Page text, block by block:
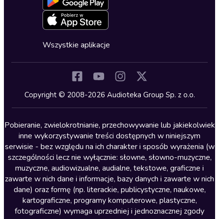
Kryminały
Lektury szkolne
Literatura anglojęzyczna
Literatura faktu
Literatura obyczajowa
Literatura piękna obca
Literatura piękna polska
Nagrania relaksacyjne
Deklaracja dostępności
Oferta dla firm i bibliotek
Zapowiedzi
Cykle audiobooków
Wszystkie aplikacje
Copyright © 2008-2026 Audioteka Group Sp. z o.o.
Pobieranie, zwielokrotnianie, przechowywanie lub jakiekolwiek
inne wykorzystywanie treści dostępnych w niniejszym
serwisie - bez względu na ich charakter i sposób wyrażenia (w
szczególności lecz nie wyłącznie: słowne, słowno-muzyczne,
muzyczne, audiowizualne, audialne, tekstowe, graficzne i
zawarte w nich dane i informacje, bazy danych i zawarte w nich
dane) oraz formę (np. literackie, publicystyczne, naukowe,
kartograficzne, programy komputerowe, plastyczne,
fotograficzne) wymaga uprzedniej i jednoznacznej zgody